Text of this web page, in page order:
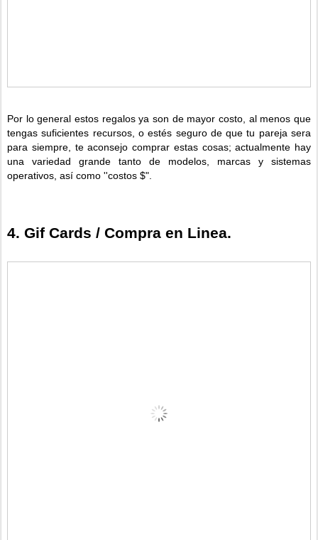
Por lo general estos regalos ya son de mayor costo, al menos que
tengas suficientes recursos, o estés seguro de que tu pareja sera
para siempre, te aconsejo comprar estas cosas; actualmente hay
una variedad grande tanto de modelos, marcas y sistemas
operativos, así como ''costos $".
4. Gif Cards / Compra en Linea.